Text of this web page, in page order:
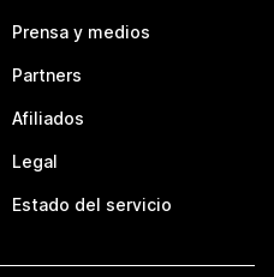
Prensa y medios
Partners
Afiliados
Legal
Estado del servicio